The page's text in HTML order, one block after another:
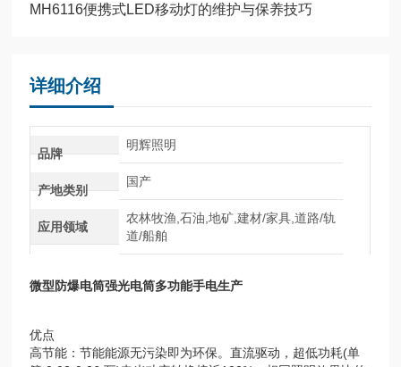
MH6116便携式LED移动灯的维护与保养技巧
详细介绍
品牌
明辉照明
产地类别
国产
应用领域
农林牧渔,石油,地矿,建材/家具,道路/轨
道/船舶
微型防爆电筒强光电筒多功能手电生产
优点
高节能：节能能源无污染即为环保。直流驱动，超低功耗(单